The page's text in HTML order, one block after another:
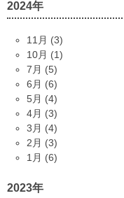
2024年
11月 (3)
10月 (1)
7月 (5)
6月 (6)
5月 (4)
4月 (3)
3月 (4)
2月 (3)
1月 (6)
2023年